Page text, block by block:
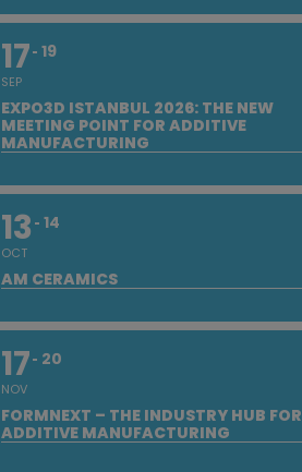
17
SEP
19
EXPO3D ISTANBUL 2026: THE NEW
MEETING POINT FOR ADDITIVE
MANUFACTURING
13
OCT
14
AM CERAMICS
17
NOV
20
FORMNEXT – THE INDUSTRY HUB FOR
ADDITIVE MANUFACTURING